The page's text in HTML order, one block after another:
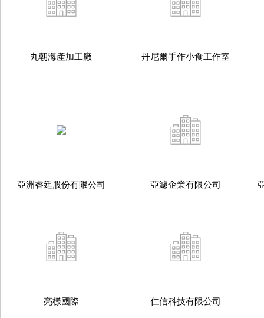
丸朝海產加工廠 丹尼爾手作小食工作室
亞洲睿廷股份有限公司 亞濾企業有限公司
亮樣國際 仁信科技有限公司